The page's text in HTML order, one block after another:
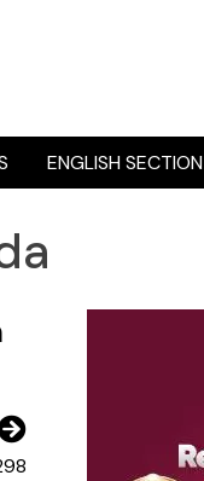
ENGLISH SECTION